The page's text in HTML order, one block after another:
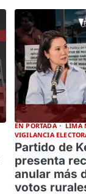
EN PORTADA LIMA
VIGILANCIA
Partido de
presenta
anular más
votos